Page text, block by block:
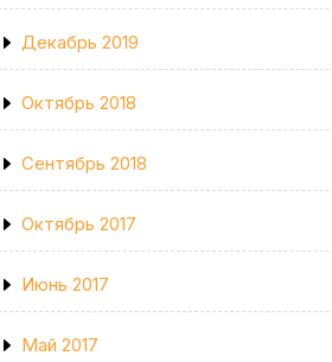
Декабрь 2019
Октябрь 2018
Сентябрь 2018
Октябрь 2017
Июнь 2017
Май 2017